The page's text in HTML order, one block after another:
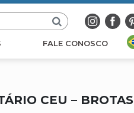
FALE CONOSCO
CEU – BROTAS